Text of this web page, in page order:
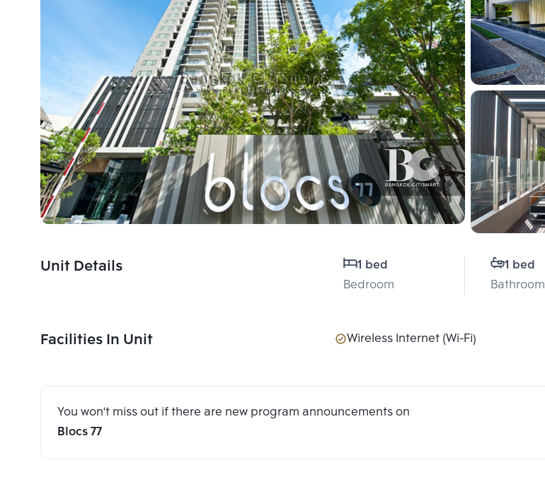
Unit Details
1 bed
Bedroom
1 bed
Bathroom
Facilities In Unit Wireless Internet (Wi-Fi)
You won't miss out if there are new program announcements on
Blocs 77